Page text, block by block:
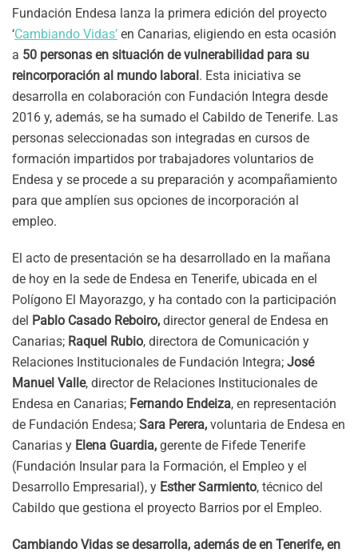
Fundación Endesa lanza la primera edición del proyecto
‘Cambiando Vidas’ en Canarias, eligiendo en esta ocasión
a 50 personas en situación de vulnerabilidad para su
reincorporación al mundo laboral. Esta iniciativa se
desarrolla en colaboración con Fundación Integra desde
2016 y, además, se ha sumado el Cabildo de Tenerife. Las
personas seleccionadas son integradas en cursos de
formación impartidos por trabajadores voluntarios de
Endesa y se procede a su preparación y acompañamiento
para que amplíen sus opciones de incorporación al
empleo.
El acto de presentación se ha desarrollado en la mañana
de hoy en la sede de Endesa en Tenerife, ubicada en el
Polígono El Mayorazgo, y ha contado con la participación
del Pablo Casado Reboiro, director general de Endesa en
Canarias; Raquel Rubio, directora de Comunicación y
Relaciones Institucionales de Fundación Integra; José
Manuel Valle, director de Relaciones Institucionales de
Endesa en Canarias; Fernando Endeiza, en representación
de Fundación Endesa; Sara Perera, voluntaria de Endesa en
Canarias y Elena Guardia, gerente de Fifede Tenerife
(Fundación Insular para la Formación, el Empleo y el
Desarrollo Empresarial), y Esther Sarmiento, técnico del
Cabildo que gestiona el proyecto Barrios por el Empleo.
Cambiando Vidas se desarrolla, además de en Tenerife, en